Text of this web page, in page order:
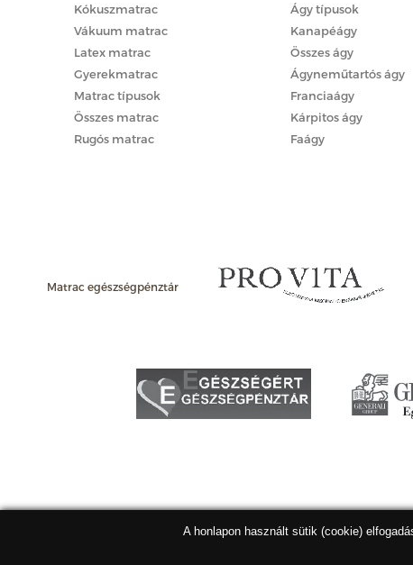
Kókuszmatrac
Vákuum matrac
Latex matrac
Gyerekmatrac
Matrac típusok
Összes matrac
Rugós matrac
Ágy típusok
Kanapéágy
Összes ágy
Ágyneműtartós ágy
Franciaágy
Kárpitos ágy
Faágy
Matrac egészségpénztár
A honlapon használt sütik (cookie)